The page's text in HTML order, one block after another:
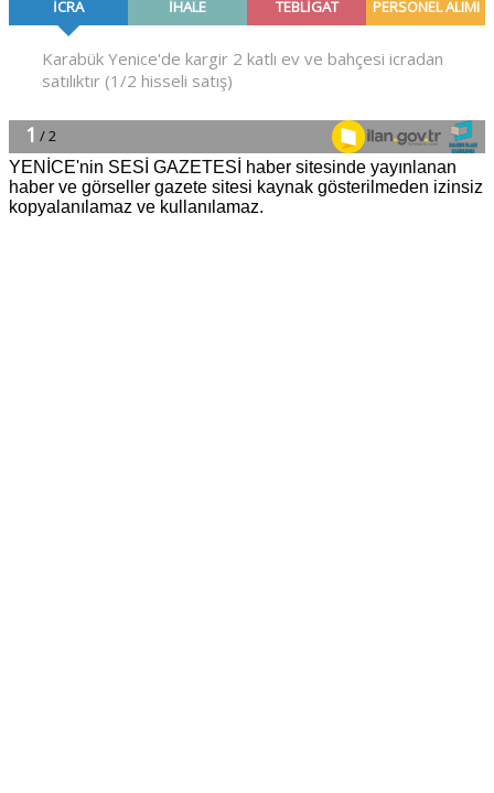
YENİCE'nin SESİ GAZETESİ haber sitesinde yayınlanan
haber ve görseller gazete sitesi kaynak gösterilmeden izinsiz
kopyalanılamaz ve kullanılamaz.